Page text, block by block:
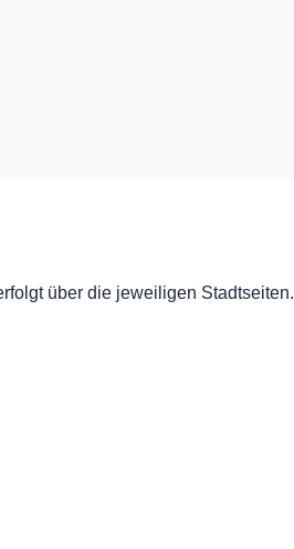
über die jeweiligen Stadtseiten.